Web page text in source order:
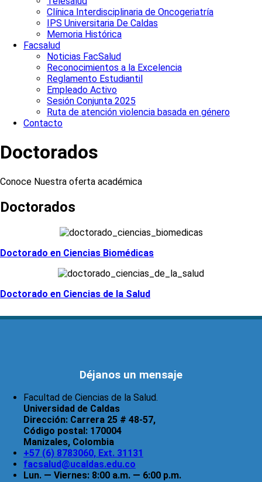
Clínica Interdisciplinaria de Oncogeriatría
IPS Universitaria De Caldas
Memoria Histórica
Facsalud
Noticias FacSalud
Reconocimientos a la Excelencia
Reglamento Estudiantil
Empleado Activo
Sesión Conjunta 2025
Ruta de atención violencia basada en género
Contacto
Doctorados
Conoce Nuestra oferta académica
Doctorados
Doctorado en Ciencias Biomédicas
Doctorado en Ciencias de la Salud
Déjanos un mensaje
Facultad de Ciencias de la Salud.
Universidad de Caldas
Dirección: Carrera 25 # 48-57,
Código postal: 170004
Manizales, Colombia
+57 (6) 8783060, Ext. 31131
facsalud@ucaldas.edu.co
Lun. — Viernes: 8:00 a.m. — 6:00 p.m.